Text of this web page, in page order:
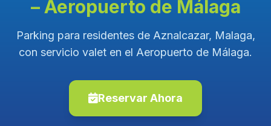
– Aeropuerto de Málaga
Parking para residentes de Aznalcazar, Malaga,
con servicio valet en el Aeropuerto de Málaga.
Reservar Ahora